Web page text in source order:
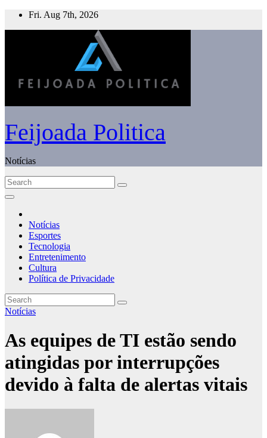
Skip
Fri. Aug 7th, 2026
Feijoada Politica
Notícias
Notícias
Esportes
Tecnologia
Entretenimento
Cultura
Política de Privacidade
Notícias
As equipes de TI estão sendo
atingidas por interrupções
devido à falta de alertas vitais